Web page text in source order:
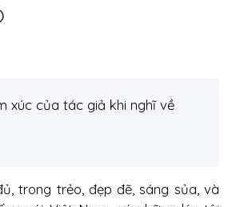
xúc của tác giả khi nghĩ về
trong trẻo, đẹp đẽ, sáng sủa, và